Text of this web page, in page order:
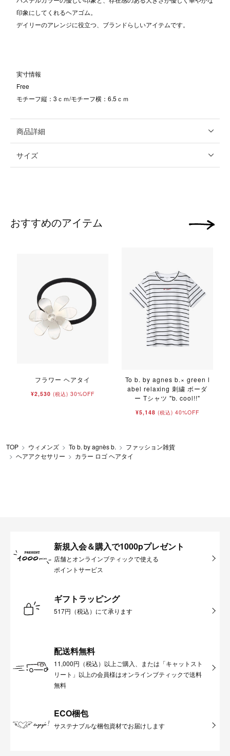
印象にしてくれるヘアゴム。
デイリーのアレンジに役立つ、ブランドらしいアイテムです。
実寸情報
Free
モチーフ縦：3ｃｍ/モチーフ横：6.5ｃｍ
商品詳細
サイズ
おすすめのアイテム
フラワー ヘアタイ
¥2,530 (税込) 30%OFF
To b. by agnes b.× green l
abel relaxing 刺繍 ボーダ
ー Tシャツ "b. cool!!"
¥5,148 (税込) 40%OFF
次の画像
TOP ウィメンズ To b. by agnès b.
ファッション雑貨
ヘアアクセサリー
カラー ロゴ ヘアタイ
新規入会＆購入で1000pプレゼント
店舗とオンラインブティックで使える
ポイントサービス
ギフトラッピング
517円（税込）にて承ります
配送料無料
11,000円（税込）以上ご購入、または「キャットスト
リート」以上の会員様はオンラインブティックで送料
無料
ECO梱包
サステナブルな梱包資材でお届けします